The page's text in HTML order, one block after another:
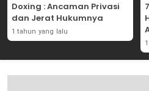
Doxing : Ancaman Privasi
dan Jerat Hukumnya
1 tahun yang lalu